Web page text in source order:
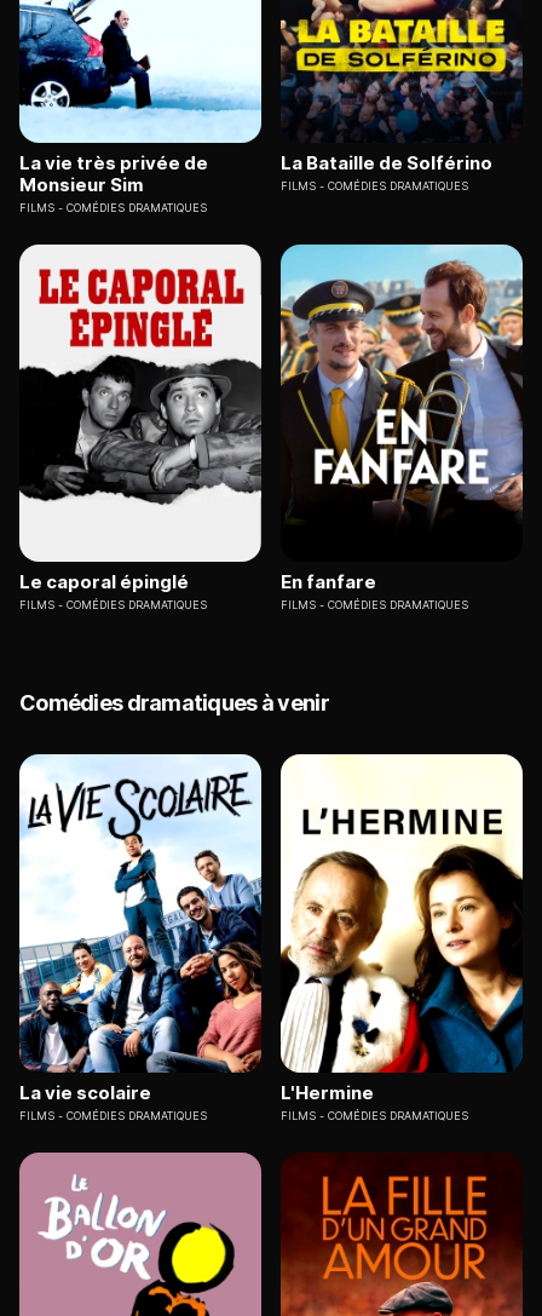
La vie très privée de
Monsieur Sim
FILMS COMÉDIES DRAMATIQUES
La Bataille de Solférino
FILMS COMÉDIES DRAMATIQUES
Le caporal épinglé
FILMS COMÉDIES DRAMATIQUES
En fanfare
FILMS COMÉDIES DRAMATIQUES
Comédies dramatiques à venir
La vie scolaire
FILMS COMÉDIES DRAMATIQUES
L'Hermine
FILMS COMÉDIES DRAMATIQUES